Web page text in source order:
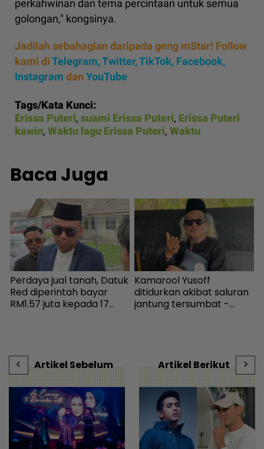
perkahwinan dan tema percintaan untuk semua
golongan," kongsinya.
Jadilah sebahagian daripada geng mStar! Follow
kami diTelegram,Twitter,TikTok, Facebook,
Instagram dan YouTube
Tags/Kata Kunci:
Erissa Puteri, suami Erissa Puteri, Erissa Puteri
kawin, Waktu lagu Erissa Puteri, Waktu
Baca Juga
Perdaya jual tanah, Datuk
Red diperintah bayar
RM1.57 juta kepada 17
Kamarool Yusoff
ditidurkan akibat saluran
jantung tersumbat -
Artikel Sebelum
Artikel Berikut